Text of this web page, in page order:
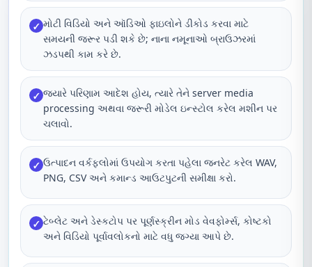
✓ મોટી વિડિયો અને ઑડિઓ ફાઇલોને ડીકોડ કરવા માટે
સમયની જરૂર પડી શકે છે; નાના નમૂનાઓ બ્રાઉઝરમાં
ઝડપથી કામ કરે છે.
✓ જ્યારે પરિણામ આદેશ હોય, ત્યારે તેને server media
processing અથવા જરૂરી મોડેલ ઇન્સ્ટોલ કરેલ મશીન પર
ચલાવો.
✓ ઉત્પાદન વર્કફ્લોમાં ઉપયોગ કરતા પહેલા જનરેટ કરેલ WAV,
PNG, CSV અને કમાન્ડ આઉટપુટની સમીક્ષા કરો.
✓ ટેબ્લેટ અને ડેસ્કટોપ પર પૂર્ણસ્ક્રીન મોડ વેવફોર્મ્સ, કોષ્ટકો
અને વિડિયો પૂર્વાવલોકનો માટે વધુ જગ્યા આપે છે.